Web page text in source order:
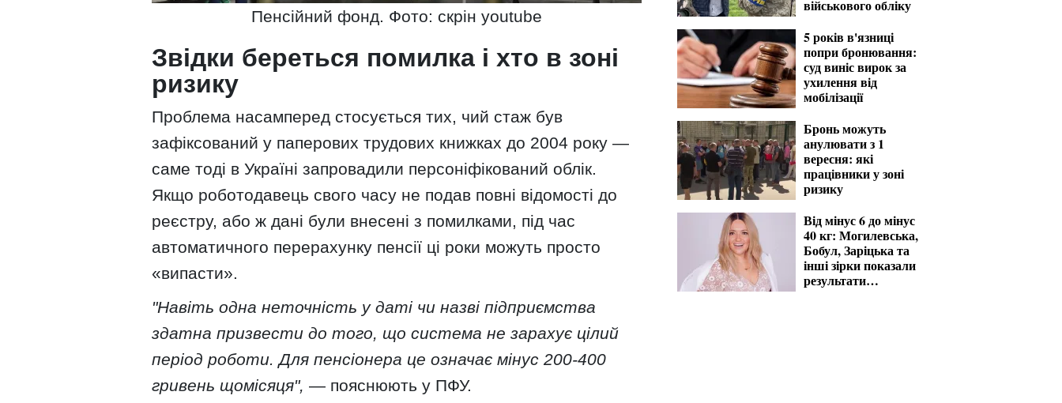
Пенсійний фонд. Фото: скрін youtube
Звідки береться помилка і хто в зоні
ризику
Проблема насамперед стосується тих, чий стаж був
зафіксований у паперових трудових книжках до 2004 року —
саме тоді в Україні запровадили персоніфікований облік.
Якщо роботодавець свого часу не подав повні відомості до
реєстру, або ж дані були внесені з помилками, під час
автоматичного перерахунку пенсії ці роки можуть просто
«випасти».
"Навіть одна неточність у даті чи назві підприємства
здатна призвести до того, що система не зарахує цілий
період роботи. Для пенсіонера це означає мінус 200-400
гривень щомісяця", — пояснюють у ПФУ.
військового обліку
5 років в'язниці
попри бронювання:
суд виніс вирок за
ухилення від
мобілізації
Бронь можуть
анулювати з 1
вересня: які
працівники у зоні
ризику
Від мінус 6 до мінус
40 кг: Могилевська,
Бобул, Заріцька та
інші зірки показали
результати